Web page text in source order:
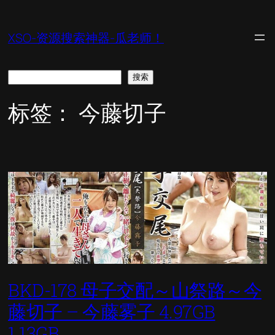
内
XSO-资源搜索神器-瓜老师！
搜索
标签： 今藤切子
BKD-178 母子交配～山祭路～今
藤切子 – 今藤雾子 4.97GB